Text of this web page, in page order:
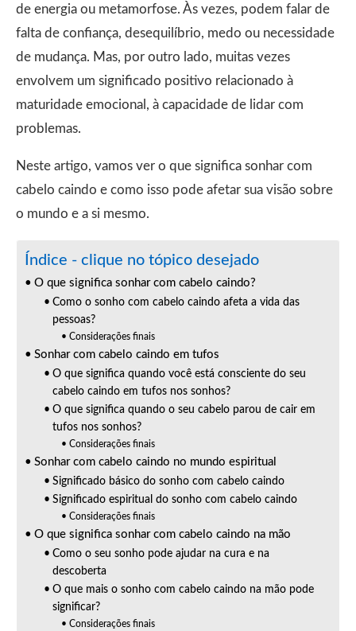
de energia ou metamorfose. Às vezes, podem falar de
falta de confiança, desequilíbrio, medo ou necessidade
de mudança. Mas, por outro lado, muitas vezes
envolvem um significado positivo relacionado à
maturidade emocional, à capacidade de lidar com
problemas.
Neste artigo, vamos ver o que significa sonhar com
cabelo caindo e como isso pode afetar sua visão sobre
o mundo e a si mesmo.
Índice - clique no tópico desejado
O que significa sonhar com cabelo caindo?
Como o sonho com cabelo caindo afeta a vida das
pessoas?
Considerações finais
Sonhar com cabelo caindo em tufos
O que significa quando você está consciente do seu
cabelo caindo em tufos nos sonhos?
O que significa quando o seu cabelo parou de cair em
tufos nos sonhos?
Considerações finais
Sonhar com cabelo caindo no mundo espiritual
Significado básico do sonho com cabelo caindo
Significado espiritual do sonho com cabelo caindo
Considerações finais
O que significa sonhar com cabelo caindo na mão
Como o seu sonho pode ajudar na cura e na
descoberta
O que mais o sonho com cabelo caindo na mão pode
significar?
Considerações finais